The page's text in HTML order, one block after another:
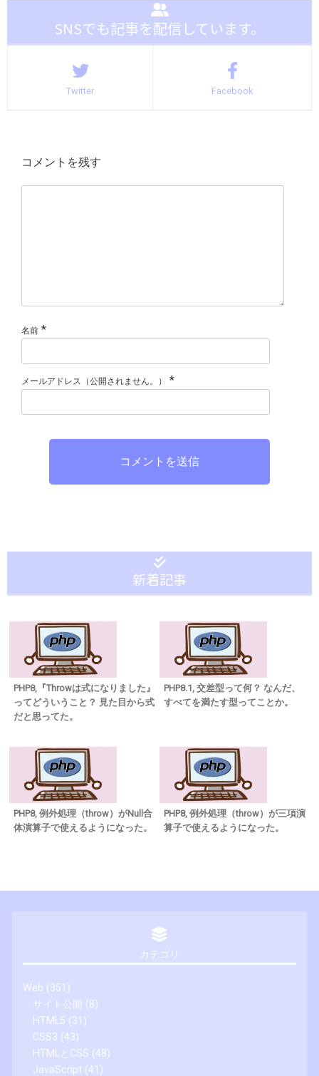
SNSでも記事を配信しています。
Twitter Facebook
コメントを残す
名前 *
メールアドレス（公開されません。） *
コメントを送信
新着記事
PHP8,『Throwは式になりました』
ってどういうこと？ 見た目から式
だと思ってた。
PHP8.1, 交差型って何？ なんだ、
すべてを満たす型ってことか。
PHP8, 例外処理（throw）がNull合
体演算子で使えるようになった。
PHP8, 例外処理（throw）が三項演
算子で使えるようになった。
カテゴリ
Web (351)
サイト公開 (8)
HTML5 (31)
CSS3 (43)
HTMLとCSS (48)
JavaScript (41)